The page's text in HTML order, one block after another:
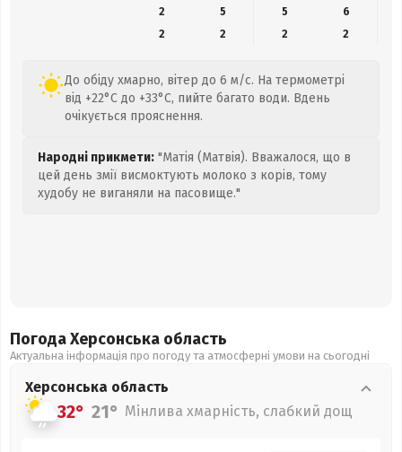
2
5 5
6
2
2 2 2
До обіду хмарно, вітер до 6 м/с. На термометрі
від +22°C до +33°C, пийте багато води. Вдень
очікується прояснення.
Народні прикмети: "Матія (Матвія). Вважалося, що в
цей день змії висмоктують молоко з корів, тому
худобу не виганяли на пасовище."
Погода Херсонська область
Актуальна інформація про погоду та атмосферні умови на сьогодні
Херсонська область
32° 21° Мінлива хмарність, слабкий дощ